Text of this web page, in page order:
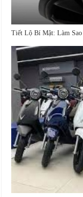
Tiết Lộ Bí Mật: Làm